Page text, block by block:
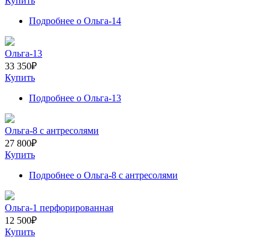
Подробнее о Ольга-14
Ольга-13
33 350₽
Купить
Подробнее о Ольга-13
Ольга-8 с антресолями
27 800₽
Купить
Подробнее о Ольга-8 с антресолями
Ольга-1 перфорированная
12 500₽
Купить